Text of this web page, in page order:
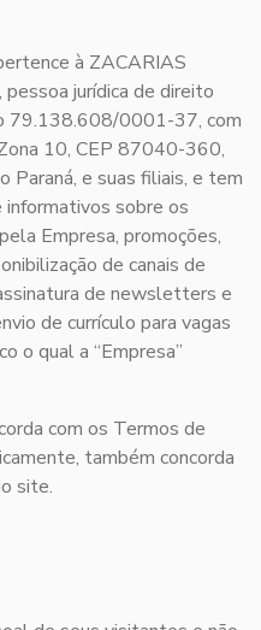
à ZACARIAS
pessoa jurídica de direito
79.138.608/0001-37, com
10, CEP 87040-360,
Paraná, e suas filiais, e tem
sobre os
Empresa, promoções,
de canais de
de newsletters e
de currículo para vagas
o qual a “Empresa”
com os Termos de
também concorda
site.